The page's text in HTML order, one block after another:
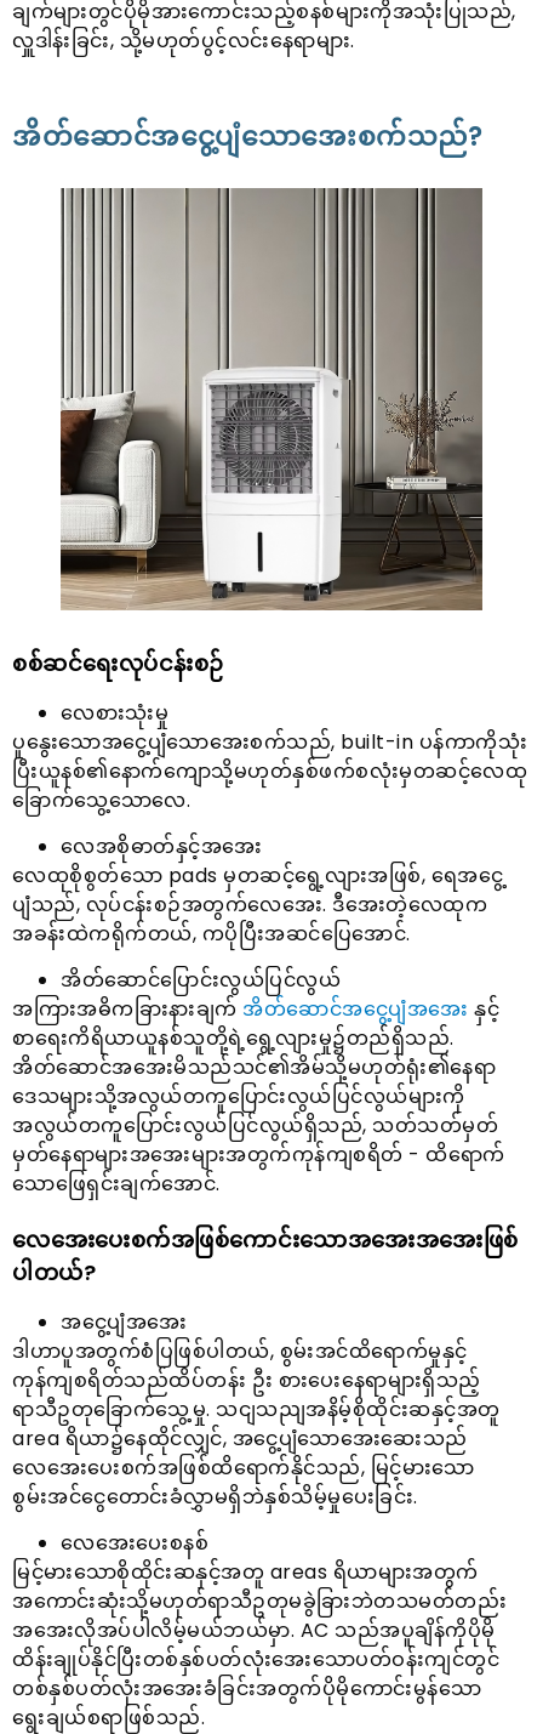
ချက်များတွင်ပိုမိုအားကောင်းသည့်စနစ်များကိုအသုံးပြုသည်,
လှူဒါန်းခြင်း, သို့မဟုတ်ပွင့်လင်းနေရာများ.
အိတ်ဆောင်အငွေ့ပျံသောအေးစက်သည်?
စစ်ဆင်ရေးလုပ်ငန်းစဉ်
လေစားသုံးမှု
ပူနွေးသောအငွေ့ပျံသောအေးစက်သည်, built-in ပန်ကာကိုသုံး
ပြီးယူနစ်၏နောက်ကျောသို့မဟုတ်နှစ်ဖက်စလုံးမှတဆင့်လေထု
ခြောက်သွေ့သောလေ.
လေအစိုဓာတ်နှင့်အအေး
လေထုစိုစွတ်သော pads မှတဆင့်ရွေ့လျားအဖြစ်, ရေအငွေ့
ပျံသည်, လုပ်ငန်းစဉ်အတွက်လေအေး. ဒီအေးတဲ့လေထုက
အခန်းထဲကရိုက်တယ်, ကပိုပြီးအဆင်ပြေအောင်.
အိတ်ဆောင်ပြောင်းလွယ်ပြင်လွယ်
အကြားအဓိကခြားနားချက် အိတ်ဆောင်အငွေ့ပျံအအေး နှင့်
စာရေးကိရိယာယူနစ်သူတို့ရဲ့ရွေ့လျားမှု၌တည်ရှိသည်.
အိတ်ဆောင်အအေးမိသည်သင်၏အိမ်သို့မဟုတ်ရုံး၏နေရာ
ဒေသများသို့အလွယ်တကူပြောင်းလွယ်ပြင်လွယ်များကို
အလွယ်တကူပြောင်းလွယ်ပြင်လွယ်ရှိသည်, သတ်သတ်မှတ်
မှတ်နေရာများအအေးများအတွက်ကုန်ကျစရိတ် - ထိရောက်
သောဖြေရှင်းချက်အောင်.
လေအေးပေးစက်အဖြစ်ကောင်းသောအအေးအအေးဖြစ်
ပါတယ်?
အငွေ့ပျံအအေး
ဒါဟာပူအတွက်စံပြဖြစ်ပါတယ်, စွမ်းအင်ထိရောက်မှုနှင့်
ကုန်ကျစရိတ်သည်ထိပ်တန်း ဦး စားပေးနေရာများရှိသည့်
ရာသီဥတုခြောက်သွေ့မှု. သငျသညျအနိမ့်စိုထိုင်းဆနှင့်အတူ
area ရိယာ၌နေထိုင်လျှင်, အငွေ့ပျံသောအေးဆေးသည်
လေအေးပေးစက်အဖြစ်ထိရောက်နိုင်သည်, မြင့်မားသော
စွမ်းအင်ငွေတောင်းခံလွှာမရှိဘဲနှစ်သိမ့်မှုပေးခြင်း.
လေအေးပေးစနစ်
မြင့်မားသောစိုထိုင်းဆနှင့်အတူ areas ရိယာများအတွက်
အကောင်းဆုံးသို့မဟုတ်ရာသီဥတုမခွဲခြားဘဲတသမတ်တည်း
အအေးလိုအပ်ပါလိမ့်မယ်ဘယ်မှာ. AC သည်အပူချိန်ကိုပိုမို
ထိန်းချုပ်နိုင်ပြီးတစ်နှစ်ပတ်လုံးအေးသောပတ်ဝန်းကျင်တွင်
တစ်နှစ်ပတ်လုံးအအေးခံခြင်းအတွက်ပိုမိုကောင်းမွန်သော
ရွေးချယ်စရာဖြစ်သည်.